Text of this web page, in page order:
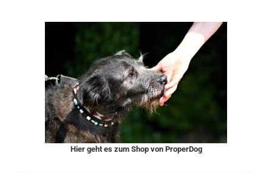
Hier geht es zum Shop von ProperDog